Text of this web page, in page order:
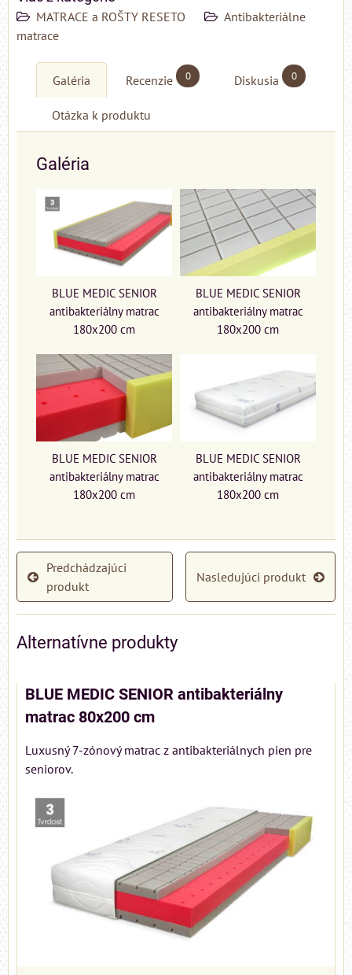
MATRACE a ROŠTY RESETO
Antibakteriálne
matrace
Galéria Recenzie 0 Diskusia 0
Otázka k produktu
Galéria
BLUE MEDIC SENIOR
antibakteriálny matrac
180x200 cm
BLUE MEDIC SENIOR
antibakteriálny matrac
180x200 cm
BLUE MEDIC SENIOR
antibakteriálny matrac
180x200 cm
BLUE MEDIC SENIOR
antibakteriálny matrac
180x200 cm
Predchádzajúci
produkt
Nasledujúci produkt
Alternatívne produkty
BLUE MEDIC SENIOR antibakteriálny
matrac 80x200 cm
Luxusný 7-zónový matrac z antibakteriálnych pien pre
seniorov.